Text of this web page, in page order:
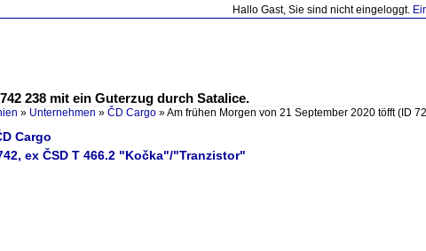
Hallo Gast, Sie sind nicht eingeloggt.
238 mit ein Guterzug durch Satalice.
» Unternehmen » ČD Cargo »Am frühen Morgen von 21 September 2020 töfft(ID
Cargo
ex ČSD T 466.2 "Kočka"/"Tranzistor"